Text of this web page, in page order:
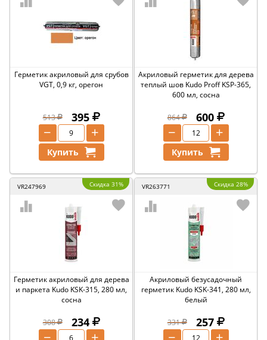
Герметик акриловый для срубов
VGT, 0,9 кг, орегон
513 395
+
−
Купить
Акриловый герметик для дерева
теплый шов Kudo Proff KSP-365,
600 мл, сосна
864 600
+
−
Купить
VR247969 Скидка 31%
Герметик акриловый для дерева
и паркета Kudo KSK-315, 280 мл,
сосна
308 234
VR263771 Скидка 28%
Акриловый безусадочный
герметик Kudo KSK-341, 280 мл,
белый
331 257